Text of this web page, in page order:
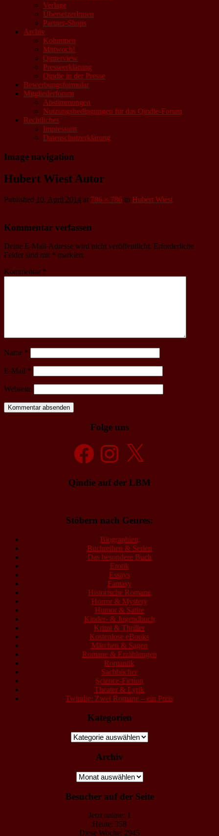
Verlage
ÜbersetzerInnen
Partner-Shops
Archiv
Kolumnen
Mittwoch!
Qinterview
Presseerklärung
Qindie in der Presse
Bewerbungsformular
Mitgliederforum
Abstimmungen
Nutzungsbedingungen für das Qindie-Forum
Rechtliches
Impressum
Datenschutzerklärung
Image navigation
Hubert Wiest Autor
Published 10. April 2014 at 786 × 786 in Hubert Wiest
Kommentar verfassen
Deine E-Mail-Adresse wird nicht veröffentlicht. Erforderliche
Felder sind mit * markiert
Kommentar *
Name *
E-Mail *
Webseite
Folge uns
FacebookInstagramX
Qindie auf der LBM
Stöbern nach Genres:
Biographien
Buchreihen & Serien
Das besondere Buch
Erotik
Essays
Fantasy
Historische Romane
Horror & Mystery
Humor & Satire
Kinder- & Jugendbuch
Krimi & Thriller
Kostenlose eBooks
Märchen & Sagen
Romane & Erzählungen
Romantik
Sachbücher
Science-Fiction
Theater & Lyrik
Twindie: Zwei Romane – ein Preis
Kategorien
Kategorien
Archiv
Archiv
Besucher auf der Seite
Jetzt online: 1
Heute: 358
Diese Woche: 2945